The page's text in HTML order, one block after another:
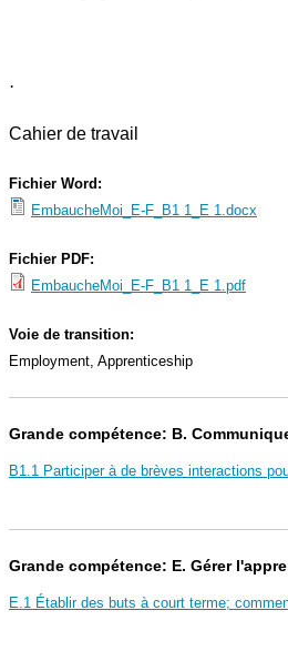
·
Cahier de travail
Fichier Word:
EmbaucheMoi_E-F_B1 1_E 1.docx
Fichier PDF:
EmbaucheMoi_E-F_B1 1_E 1.pdf
Voie de transition:
Employment, Apprenticeship
Grande compétence: B.
B1.1 Participer à de brèves interactions
Grande compétence: E. Gérer
E.1 Établir des buts à court terme;